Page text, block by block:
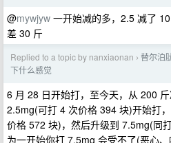
@mywjyw 一开始减的多，2.5 减了
差 30 斤
Replied to a topic by nanxiaonan › 替尔泊
下什么感觉
6 月 28 日开始打，至今天，从 200
2.5mg(可打 4 次价格 394 块)开始打
价格 572 块)，然后升级到 7.5mg(同
为一开始你打 7.5mg 会受不了(恶心